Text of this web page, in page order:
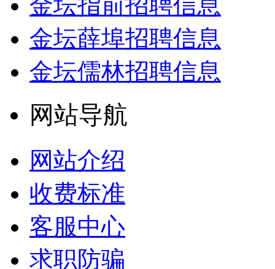
金坛薛埠招聘信息
金坛儒林招聘信息
网站导航
网站介绍
收费标准
客服中心
求职防骗